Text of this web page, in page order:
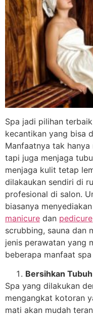
Spa jadi pilihan
kecantikan yang bisa
Manfaatnya tak
tapi juga menjaga
menjaga kulit tetap
dilakaukan sendiri di
profesional di salon.
biasanya
manicure dan pedicure
scrubbing, sauna dan
jenis perawatan yang
beberapa manfaat
Bersihkan Tubuh
Spa yang dilakukan
mengangkat kotoran
mati akan mudah